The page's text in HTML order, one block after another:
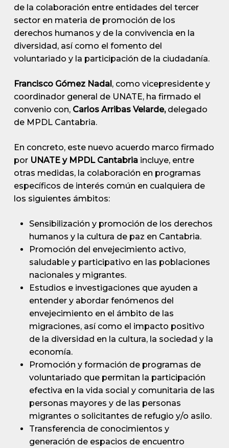
de la colaboración entre entidades del tercer
sector en materia de promoción de los
derechos humanos y de la convivencia en la
diversidad, así como el fomento del
voluntariado y la participación de la ciudadanía.
Francisco Gómez Nadal, como vicepresidente y
coordinador general de UNATE, ha firmado el
convenio con, Carlos Arribas Velarde,delegado
de MPDL Cantabria.
En concreto, este nuevo acuerdo marco firmado
por UNATE y MPDL Cantabriaincluye, entre
otras medidas, la colaboración en programas
específicos de interés común en cualquiera de
los siguientes ámbitos:
Sensibilización y promoción de los derechos
humanos y la cultura de paz en Cantabria.
Promoción del envejecimiento activo,
saludable y participativo en las poblaciones
nacionales y migrantes.
Estudios e investigaciones que ayuden a
entender y abordar fenómenos del
envejecimiento en el ámbito de las
migraciones, así como el impacto positivo
de la diversidad en la cultura, la sociedad y la
economía.
Promoción y formación de programas de
voluntariado que permitan la participación
efectiva en la vida social y comunitaria de las
personas mayores y de las personas
migrantes o solicitantes de refugio y/o asilo.
Transferencia de conocimientos y
generación de espacios de encuentro